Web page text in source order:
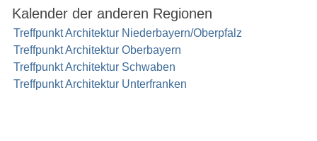
Kalender der anderen Regionen
Treffpunkt Architektur Niederbayern/Oberpfalz
Treffpunkt Architektur Oberbayern
Treffpunkt Architektur Schwaben
Treffpunkt Architektur Unterfranken